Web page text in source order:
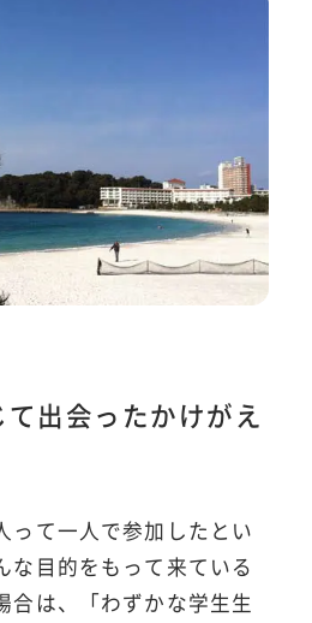
出会ったかけがえ
って一人で参加したとい
な目的をもって来ている
合は、「わずかな学生生